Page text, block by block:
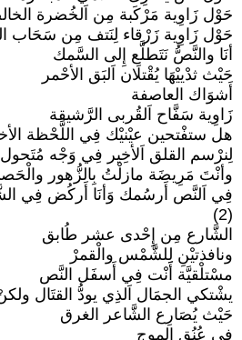
حَوْل زَاوِية مَرْكَبة مِن اَلخُضرة
حَوْل زَاوِية زَرْقاء لِنَتف مِن سَحَاب
أنَا والنَّصُّ نَتَطلَّع إِلى السَّمك
حَيْث ثدْييْهَا يُقْتلَان اَلبَق الأحْمر
أَشوَاك العاصفة
زَاوِية سَفَّاح اَلقُربى الرَّشيقة
هل ستفْتحين عيْنيْك فِي اللَّحْظة
لِنرْسم القلق اَلأخِير فِي وَجْه مُتَحول
وأنْتَ مَرِيضَة مازلْتُ بِالزُّهور
فِي اَلنَّص أَرسُمك وَأنَا أَركُض فِي
(2)
الشَّارع مِن إِحْدى عشر طُابق
ونافذتيْنِ لِلشَّمْس والْقمرْ
مسْتلْقيَّة أَنْت فِي أَسفَل النَّص
يشْتكي الجمَال اَلذِي يودُّ القتَال
حَيْث يُصَارِع الشَّاعر الغرق
فِي عُنُق الموج